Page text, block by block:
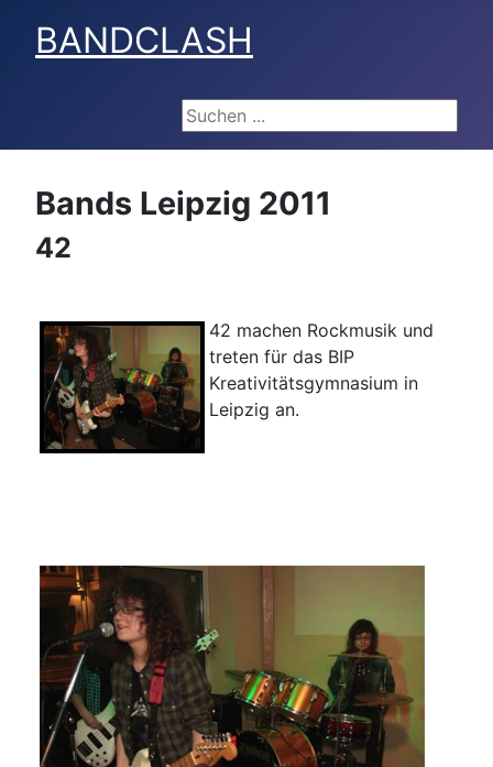
BANDCLASH
Suchen ...
Bands Leipzig 2011
42
42 machen Rockmusik und
treten für das BIP
Kreativitätsgymnasium in
Leipzig an.